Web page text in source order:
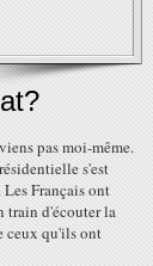
pas moi-même.
s'est
Français ont
train d'écouter la
ceux qu'ils ont